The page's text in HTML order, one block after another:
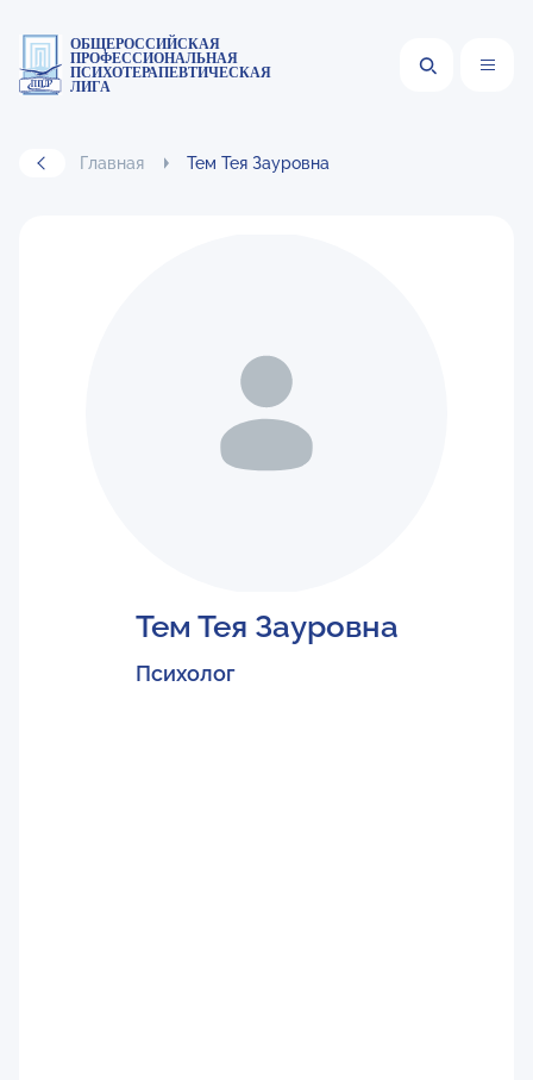
ОБЩЕРОССИЙСКАЯ
ПРОФЕССИОНАЛЬНАЯ
ПСИХОТЕРАПЕВТИЧЕСКАЯ
ЛИГА
Главная Тем Тея Зауровна
Тем Тея Зауровна
Психолог